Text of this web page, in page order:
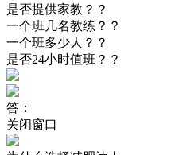
是否提供家教？？
一个班几名教练？？
一个班多少人？？
是否24小时值班？？
答：
关闭窗口